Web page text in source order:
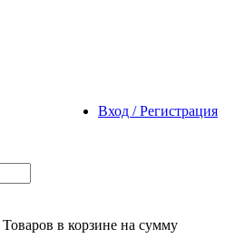
Вход / Регистрация
Товаров в корзине на сумму